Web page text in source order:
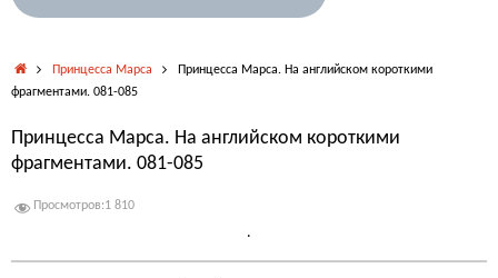
ГлавнаяПринцесса Марса
Принцесса Марса. На английском короткими
фрагментами. 081-085
Принцесса Марса. На английском короткими
фрагментами. 081-085
Просмотров:1 810
.